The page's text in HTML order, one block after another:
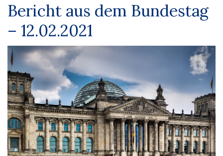
Bericht aus dem Bundestag
– 12.02.2021